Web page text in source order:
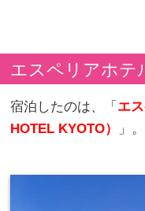
エスペリアホテ
宿泊したのは、「 エ
HOTEL KYOTO）
」。